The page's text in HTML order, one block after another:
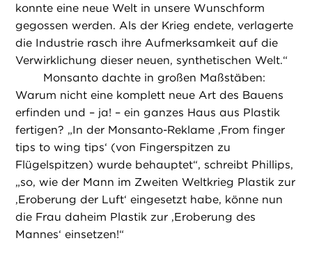
konnte eine neue Welt in unsere Wunschform
gegossen werden. Als der Krieg endete, verlagerte
die Industrie rasch ihre Aufmerksamkeit auf die
Verwirklichung dieser neuen, synthetischen Welt.“
Monsanto dachte in großen Maßstäben:
Warum nicht eine komplett neue Art des Bauens
erfinden und – ja! – ein ganzes Haus aus Plastik
fertigen? „In der Monsanto-Reklame ‚From finger
tips to wing tips‘ (von Fingerspitzen zu
Flügelspitzen) wurde behauptet“, schreibt Phillips,
„so, wie der Mann im Zweiten Weltkrieg Plastik zur
,Eroberung der Luft‘ eingesetzt habe, könne nun
die Frau daheim Plastik zur ,Eroberung des
Mannes‘ einsetzen!“